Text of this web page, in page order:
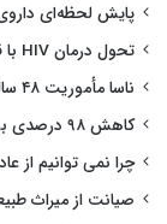
پایش لحظه‌ای
تحول درمان HIV با قرص هفتگی
ناسا مأموریت ۴۸ ساله وویجر ۲ را یک سال دیگر تمدید کرد
کاهش ۹۸ درصدی بوی فاضلاب با نانوفیلتر ایرانی
چرا نمی توانیم از
صیانت از میراث